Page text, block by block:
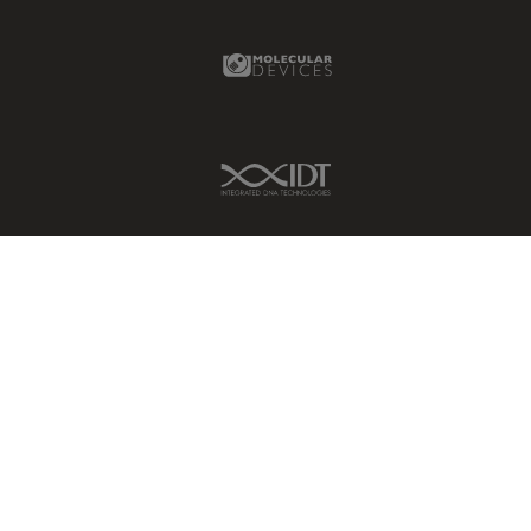
Molecular Devices Link
IDT Link